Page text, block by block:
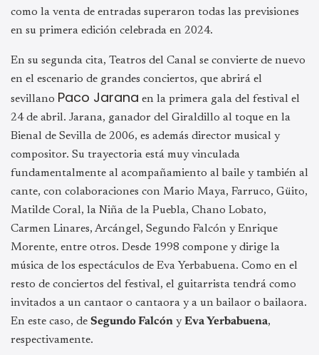
como la venta de entradas superaron todas las previsiones
en su primera edición celebrada en 2024.
En su segunda cita, Teatros del Canal se convierte de nuevo
en el escenario de grandes conciertos, que abrirá el
sevillano Paco Jarana en la primera gala del festival el
24 de abril. Jarana, ganador del Giraldillo al toque en la
Bienal de Sevilla de 2006, es además director musical y
compositor. Su trayectoria está muy vinculada
fundamentalmente al acompañamiento al baile y también al
cante, con colaboraciones con Mario Maya, Farruco, Güito,
Matilde Coral, la Niña de la Puebla, Chano Lobato,
Carmen Linares, Arcángel, Segundo Falcón y Enrique
Morente, entre otros. Desde 1998 compone y dirige la
música de los espectáculos de Eva Yerbabuena. Como en el
resto de conciertos del festival, el guitarrista tendrá como
invitados a un cantaor o cantaora y a un bailaor o bailaora.
En este caso, de Segundo Falcón yEva Yerbabuena,
respectivamente.